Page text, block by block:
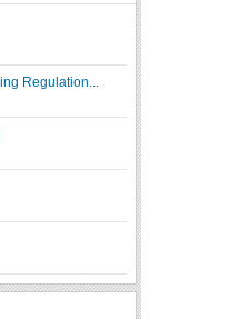
Regulation...